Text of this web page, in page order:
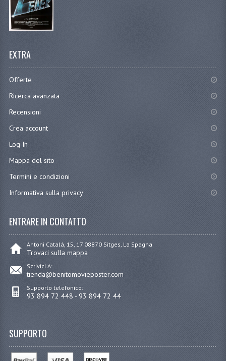
EXTRA
Offerte
Ricerca avanzata
Recensioni
Crea account
Log In
Mappa del sito
Termini e condizioni
Informativa sulla privacy
ENTRARE IN CONTATTO
Antoni Catalá, 15, 17 08870 Sitges, La Spagna
Trovaci sulla mappa
Scrivici A:
tienda@benitomovieposter.com
Supporto telefonico:
93 894 72 448 - 93 894 72 44
SUPPORTO